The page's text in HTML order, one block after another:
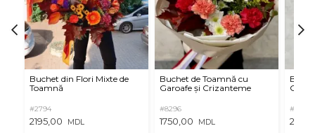
Buchet din Flori Mixte de
Toamnă
#2794
2195,00 MDL
Buchet de Toamnă cu
Garoafe și Crizanteme
#8296
1750,00 MDL
#8346